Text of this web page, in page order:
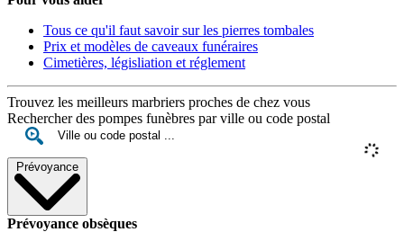
Tous ce qu'il faut savoir sur les pierres tombales
Prix et modèles de caveaux funéraires
Cimetières, législiation et réglement
Trouvez les meilleurs marbriers proches de chez vous
Rechercher des pompes funèbres par ville ou code postal
Prévoyance
Prévoyance obsèques